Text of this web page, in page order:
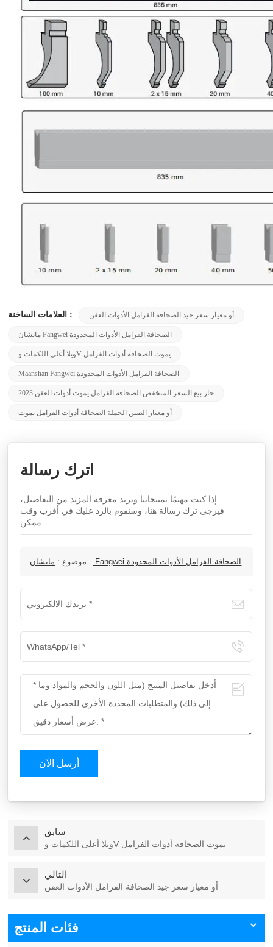
العلامات الساخنة : أو معيار سعر جيد الصحافة الفرامل الأدوات العفن
مانشان Fangwei الصحافة الفرامل الأدوات المحدودة
ويلا أعلى اللكمات وV يموت الصحافة أدوات الفرامل
Maanshan Fangwei الصحافة الفرامل الأدوات المحدودة
2023 حار بيع السعر المنخفض الصحافة الفرامل يموت أدوات العفن
أو معيار الصين الجملة الصحافة أدوات الفرامل يموت
اترك رسالة
إذا كنت مهتمًا بمنتجاتنا وتريد معرفة المزيد من التفاصيل،
فيرجى ترك رسالة هنا، وسنقوم بالرد عليك في أقرب وقت
موضوع : مانشان Fangwei الصحافة الفرامل الأدوات المحدودة
أرسل الآن
سابق
ويلا أعلى اللكمات وV يموت الصحافة أدوات الفرامل
التالي
أو معيار سعر جيد الصحافة الفرامل الأدوات العفن
فئات المنتج